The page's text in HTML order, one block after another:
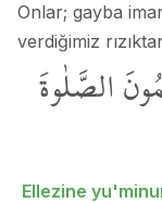
Onlar; gayba
verdiğimiz
الصَّلٰوةَ
Ellezine